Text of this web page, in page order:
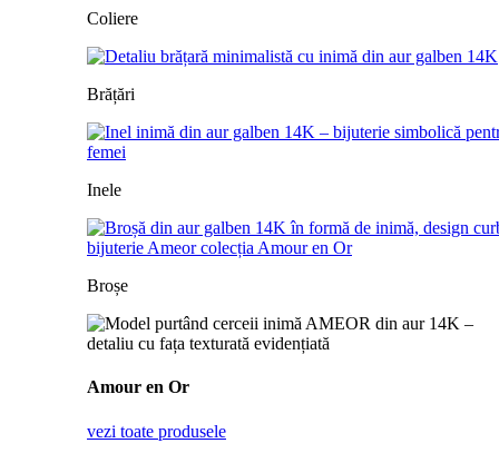
Coliere
Brățări
Inele
Broșe
Amour en Or
vezi toate produsele